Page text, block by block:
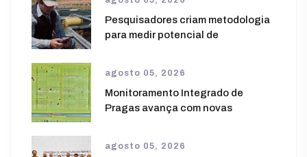
Pesquisadores criam metodologia
para medir potencial de
agosto 05, 2026
Monitoramento Integrado de
Pragas avança com novas
agosto 05, 2026